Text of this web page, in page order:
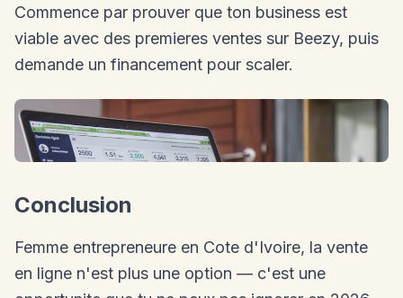
Commence par prouver que ton business est
viable avec des premieres ventes sur Beezy, puis
demande un financement pour scaler.
Conclusion
Femme entrepreneure en Cote d'Ivoire, la vente
en ligne n'est plus une option — c'est une